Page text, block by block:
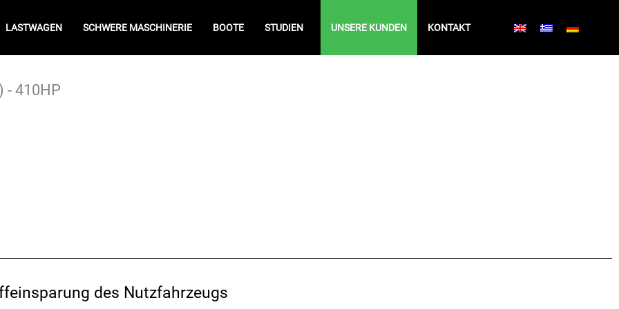
LASTWAGEN SCHWERE MASCHINERIE BOOTE STUDIEN UNSERE KUNDEN KONTAKT
- 410HP
des Nutzfahrzeugs